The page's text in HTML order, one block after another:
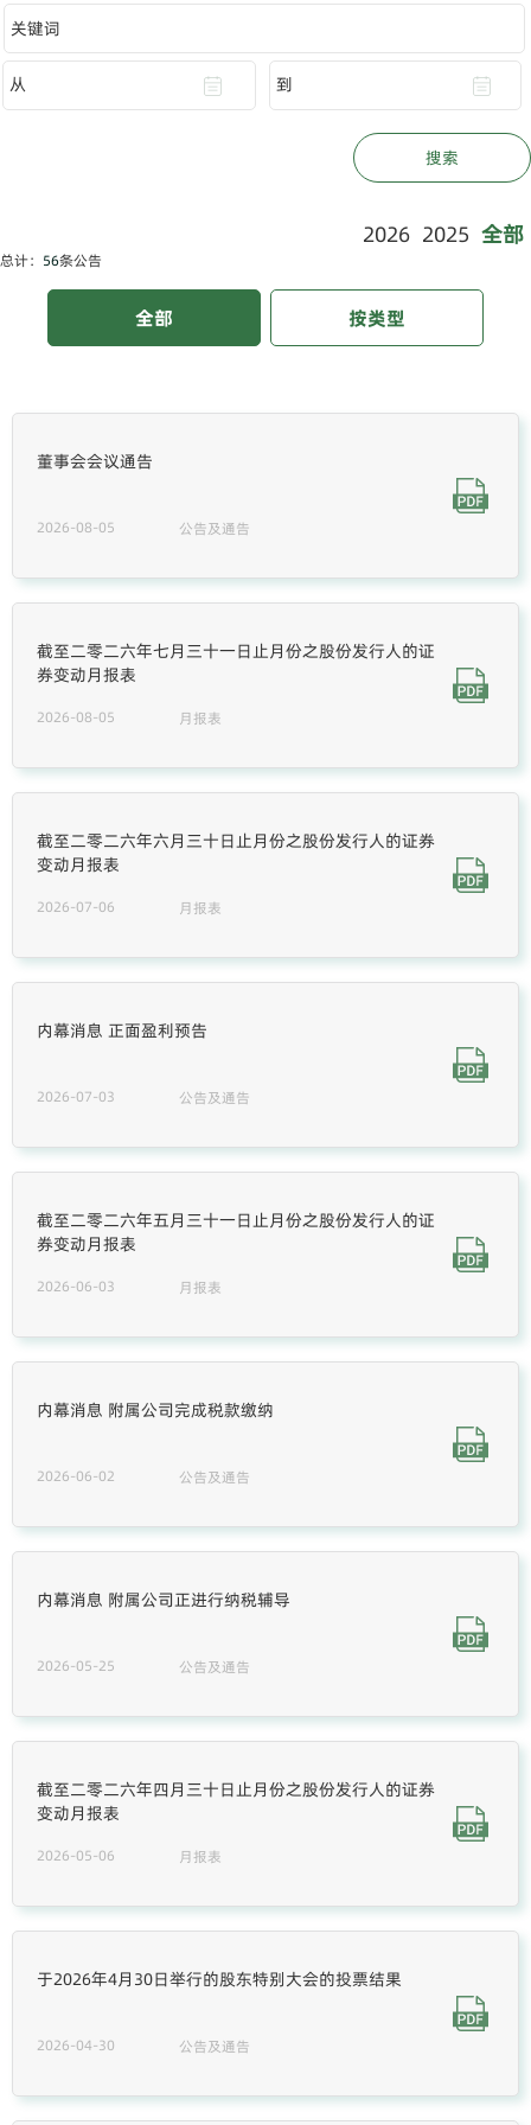
从 到
搜索
2026 2025 全部
总计： 56条公告
全部 按类型
董事会会议通告
公告及通告
2026-08-05
截至二零二六年七月三十一日止月份之股份发行人的证
券变动月报表
月报表
2026-08-05
截至二零二六年六月三十日止月份之股份发行人的证券
变动月报表
月报表
2026-07-06
内幕消息 正面盈利预告
公告及通告
2026-07-03
截至二零二六年五月三十一日止月份之股份发行人的证
券变动月报表
月报表
2026-06-03
内幕消息 附属公司完成税款缴纳
公告及通告
2026-06-02
内幕消息 附属公司正进行纳税辅导
公告及通告
2026-05-25
截至二零二六年四月三十日止月份之股份发行人的证券
变动月报表
月报表
2026-05-06
于2026年4月30日举行的股东特别大会的投票结果
公告及通告
2026-04-30